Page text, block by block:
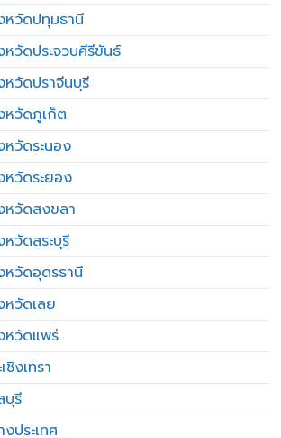
หวัดปทุมธานี
วัดประจวบคีรีขันธ์
หวัดปราจีนบุรี
หวัดภูเก็ต
หวัดระนอง
หวัดระยอง
หวัดสงขลา
วัดสระบุรี
หวัดอุดรธานี
หวัดเลย
หวัดแพร่
งเทรา
บุรี
ประเทศ